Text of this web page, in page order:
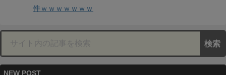
件ｗｗｗｗｗｗｗ
NEW POST